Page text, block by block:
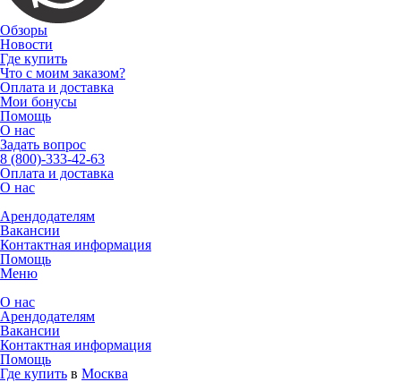
Обзоры
Новости
Где купить
Что с моим заказом?
Оплата и доставка
Мои бонусы
Помощь
О нас
Задать вопрос
8 (800)-333-42-63
Оплата и доставка
О нас
Арендодателям
Вакансии
Контактная информация
Помощь
Меню
О нас
Арендодателям
Вакансии
Контактная информация
Помощь
Где купить в Москва